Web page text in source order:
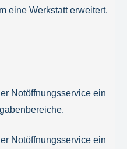
eine Werkstatt erweitert.
Notöffnungsservice ein
Notöffnungsservice ein